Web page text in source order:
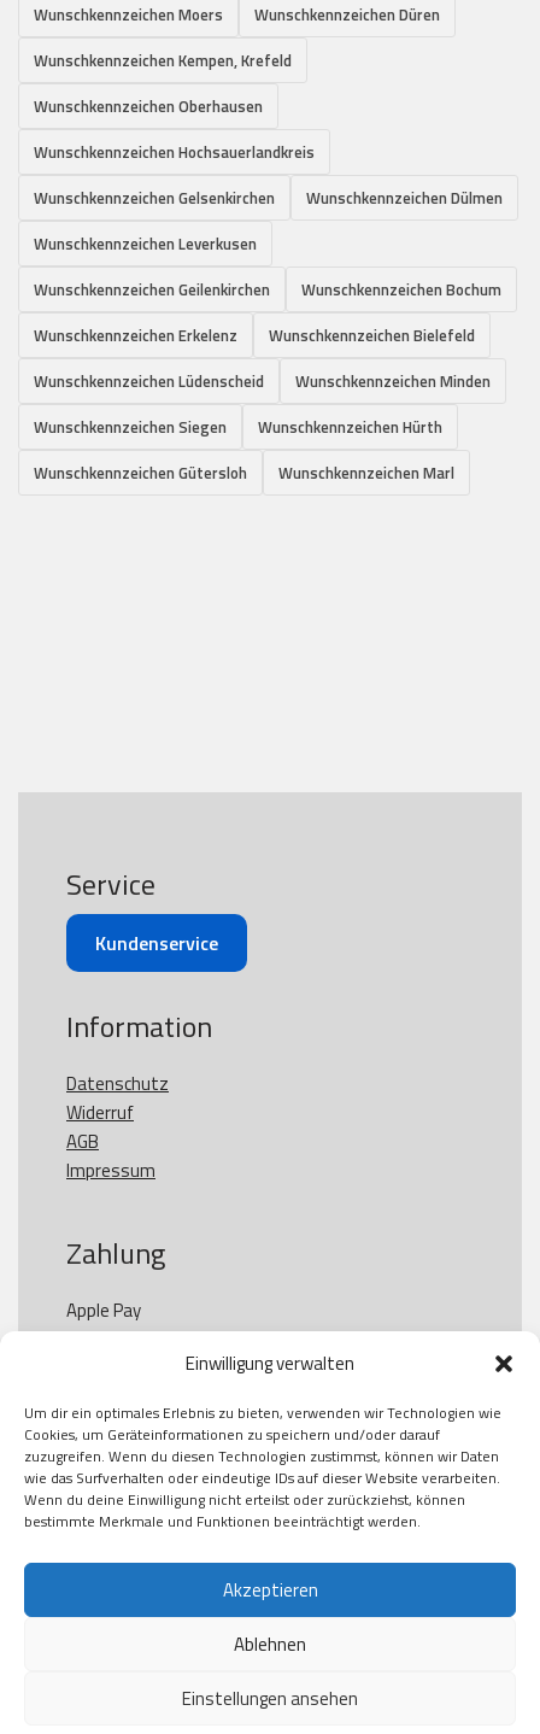
Einwilligung verwalten
Um dir ein optimales Erlebnis zu bieten, verwenden wir Technologien wie
Cookies, um Geräteinformationen zu speichern und/oder darauf
zuzugreifen. Wenn du diesen Technologien zustimmst, können wir Daten
wie das Surfverhalten oder eindeutige IDs auf dieser Website verarbeiten.
Wenn du deine Einwilligung nicht erteilst oder zurückziehst, können
bestimmte Merkmale und Funktionen beeinträchtigt werden.
Akzeptieren
Ablehnen
Einstellungen ansehen
Wunschkennzeichen Moers
Wunschkennzeichen Düren
Wunschkennzeichen Kempen, Krefeld
Wunschkennzeichen Oberhausen
Wunschkennzeichen Hochsauerlandkreis
Wunschkennzeichen Gelsenkirchen
Wunschkennzeichen Dülmen
Wunschkennzeichen Leverkusen
Wunschkennzeichen Geilenkirchen
Wunschkennzeichen Bochum
Wunschkennzeichen Erkelenz
Wunschkennzeichen Bielefeld
Wunschkennzeichen Lüdenscheid
Wunschkennzeichen Minden
Wunschkennzeichen Siegen
Wunschkennzeichen Hürth
Wunschkennzeichen Gütersloh
Wunschkennzeichen Marl
Service
Kundenservice
Information
Datenschutz
Widerruf
AGB
Impressum
Zahlung
Apple Pay
Paypal
Kauf auf Rechung
Klarna
American Express